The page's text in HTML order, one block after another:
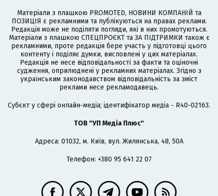
Матеріали з плашкою PROMOTED, НОВИНИ КОМПАНІЙ та
ПОЗИЦІЯ є рекламними та публікуються на правах реклами.
Редакція може не поділяти погляди, які в них промотуються.
Матеріали з плашкою СПЕЦПРОЄКТ та ЗА ПІДТРИМКИ також є
рекламними, проте редакція бере участь у підготовці цього
контенту і поділяє думки, висловлені у цих матеріалах.
Редакція не несе відповідальності за факти та оціночні
судження, оприлюднені у рекламних матеріалах. Згідно з
українським законодавством відповідальність за зміст
реклами несе рекламодавець.
Cубєкт у сфері онлайн-медіа; ідентифікатор медіа - R40-02163.
ТОВ "УП Медіа Плюс"
Адреса: 01032, м. Київ, вул. Жилянська, 48, 50А
Телефон: +380 95 641 22 07